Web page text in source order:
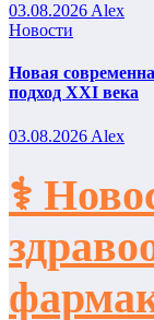
03.08.2026 Alex
Новости
Новая
подход XXI века
03.08.2026 Alex
⚕️